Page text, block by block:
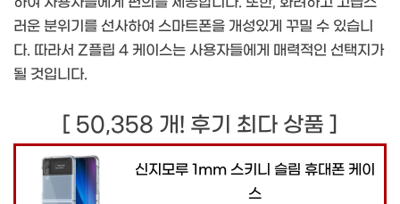
러운 분위기를 선사하여 스마트폰을 개성있게 꾸밀 수 있습니
다. 따라서 Z플립 4 케이스는 사용자들에게 매력적인 선택지가
될 것입니다.
[ 50,358 개! 후기 최다 상품 ]
신지모루 1mm 스키니 슬림 휴대폰 케이
스